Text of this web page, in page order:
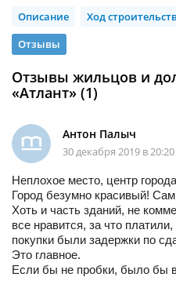
Описание Ход
Отзывы
Отзывы жильцов и
«Атлант» (1)
Антон Палыч
30 декабря 2019 в 20:20
Неплохое место, центр
Город безумно красивый!
Хоть и часть зданий, не
все нравится, за что
покупки были задержки по
Это главное.
Если бы не пробки, было бы